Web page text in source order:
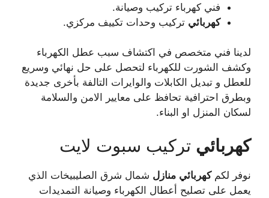
فني كهرباء تركيب وصيانة.
كهربائي تركيب وحدات تكييف مركزي.
لدينا فني متخصص في اكتشاف سبب عطل الكهرباء
وكشف الشورت للكهرباء لتحصل على حل نهائي وسريع
للعطل و تبديل الكابلات والوايرات التالفة بأخرى جديدة
وبطرق احترافية تحافظ على معايير الامن والسلامة
لسكان المنزل او البناء.
كهربائي تركيب سبوت لايت
نوفر لكمكهربائي منازل شمال شرق الصليبيخات الذي
يعمل على تصليح أعطال الكهرباء وصيانة التمديدات